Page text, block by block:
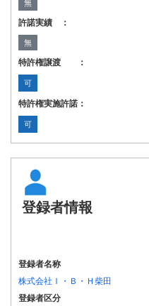
無
許諾実績 ：
無
特許権譲渡 ：
可
特許権実施許諾：
可
登録者情報
登録者名称
株式会社Ｉ・Ｂ・Ｈ柴田
登録者区分